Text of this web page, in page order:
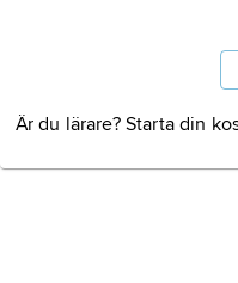
Information
Är du lärare? Starta din